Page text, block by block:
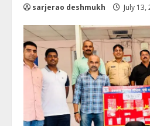
sarjerao deshmukh July 13,